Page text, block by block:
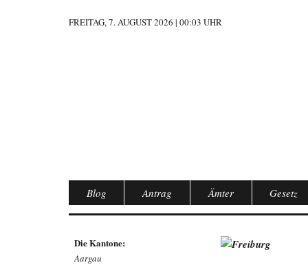
FREITAG, 7. AUGUST 2026 | 00:03 UHR
Blog Antrag Ämter Gesetz
Die Kantone:
Aargau